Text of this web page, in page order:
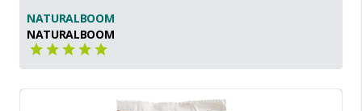
NATURALBOOM
NATURALBOOM